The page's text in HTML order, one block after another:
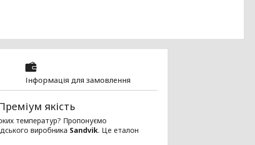
Інформація для замовлення
якість
температур? Пропонуємо
виробника Sandvik. Це еталон